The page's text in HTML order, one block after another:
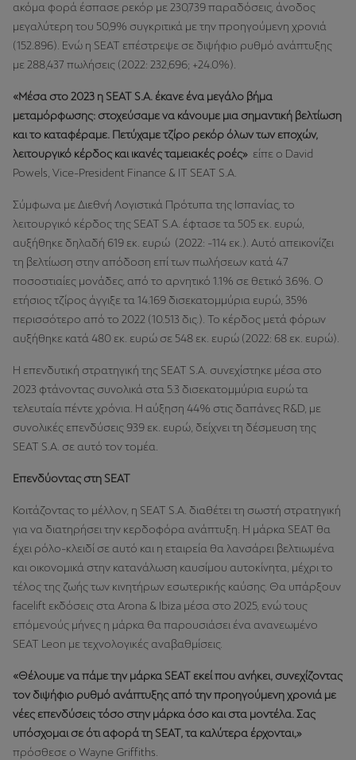
ακόμα φορά έσπασε ρεκόρ με 230,739 παραδόσεις, άνοδος
μεγαλύτερη του 50,9% συγκριτικά με την προηγούμενη χρονιά
(152.896). Ενώ η SEAT επέστρεψε σε διψήφιο ρυθμό ανάπτυξης
με 288,437 πωλήσεις (2022: 232,696; +24.0%).
«Μέσα στο 2023 η SEAT S.A. έκανε ένα μεγάλο βήμα
μεταμόρφωσης: στοχεύσαμε να κάνουμε μια σημαντική βελτίωση
και το καταφέραμε. Πετύχαμε τζίρο ρεκόρ όλων των εποχών,
λειτουργικό κέρδος και ικανές ταμειακές ροές» είπε ο David
Powels, Vice-President Finance & IT SEAT S.A.
Σύμφωνα με Διεθνή Λογιστικά Πρότυπα της Ισπανίας, το
λειτουργικό κέρδος της SEAT S.A. έφτασε τα 505 εκ. ευρώ,
αυξήθηκε δηλαδή 619 εκ. ευρώ (2022: -114 εκ.). Αυτό απεικονίζει
τη βελτίωση στην απόδοση επί των πωλήσεων κατά 4.7
ποσοστιαίες μονάδες, από το αρνητικό 1.1% σε θετικό 3.6%. O
ετήσιος τζίρος άγγιξε τα 14.169 δισεκατομμύρια ευρώ, 35%
περισσότερο από το 2022 (10.513 δις.). Το κέρδος μετά φόρων
αυξήθηκε κατά 480 εκ. ευρώ σε 548 εκ. ευρώ (2022: 68 εκ. ευρώ).
Η επενδυτική στρατηγική της SEAT S.A. συνεχίστηκε μέσα στο
2023 φτάνοντας συνολικά στα 5.3 δισεκατομμύρια ευρώ τα
τελευταία πέντε χρόνια. Η αύξηση 44% στις δαπάνες R&D, με
συνολικές επενδύσεις 939 εκ. ευρώ, δείχνει τη δέσμευση της
SEAT S.A. σε αυτό τον τομέα.
Επενδύοντας στη SEAT
Κοιτάζοντας το μέλλον, η SEAT S.A. διαθέτει τη σωστή στρατηγική
για να διατηρήσει την κερδοφόρα ανάπτυξη. Η μάρκα SEAT θα
έχει ρόλο-κλειδί σε αυτό και η εταιρεία θα λανσάρει βελτιωμένα
και οικονομικά στην κατανάλωση καυσίμου αυτοκίνητα, μέχρι το
τέλος της ζωής των κινητήρων εσωτερικής καύσης. Θα υπάρξουν
facelift εκδόσεις στα Arona & Ibiza μέσα στο 2025, ενώ τους
επόμενούς μήνες η μάρκα θα παρουσιάσει ένα ανανεωμένο
SEAT Leon με τεχνολογικές αναβαθμίσεις.
«Θέλουμε να πάμε την μάρκα SEAT εκεί που ανήκει, συνεχίζοντας
τον διψήφιο ρυθμό ανάπτυξης από την προηγούμενη χρονιά με
νέες επενδύσεις τόσο στην μάρκα όσο και στα μοντέλα. Σας
υπόσχομαι σε ότι αφορά τη SEAT, τα καλύτερα έρχονται,»
πρόσθεσε ο Wayne Griffiths.